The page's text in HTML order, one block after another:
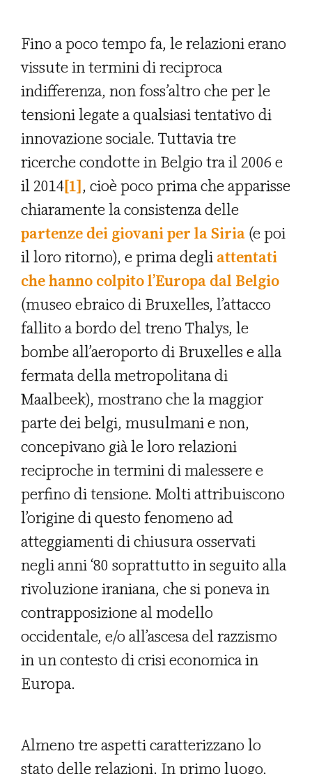
Fino a poco tempo fa, le relazioni erano
vissute in termini di reciproca
indifferenza, non foss’altro che per le
tensioni legate a qualsiasi tentativo di
innovazione sociale. Tuttavia tre
ricerche condotte in Belgio tra il 2006 e
il 2014[1], cioè poco prima che apparisse
chiaramente la consistenza delle
partenze dei giovani per la Siria (e poi
il loro ritorno), e prima degliattentati
che hanno colpito l’Europa dal Belgio
(museo ebraico di Bruxelles, l’attacco
fallito a bordo del treno Thalys, le
bombe all’aeroporto di Bruxelles e alla
fermata della metropolitana di
Maalbeek), mostrano che la maggior
parte dei belgi, musulmani e non,
concepivano già le loro relazioni
reciproche in termini di malessere e
perfino di tensione. Molti attribuiscono
l’origine di questo fenomeno ad
atteggiamenti di chiusura osservati
negli anni ‘80 soprattutto in seguito alla
rivoluzione iraniana, che si poneva in
contrapposizione al modello
occidentale, e/o all’ascesa del razzismo
in un contesto di crisi economica in
Europa.
Almeno tre aspetti caratterizzano lo
stato delle relazioni. In primo luogo,